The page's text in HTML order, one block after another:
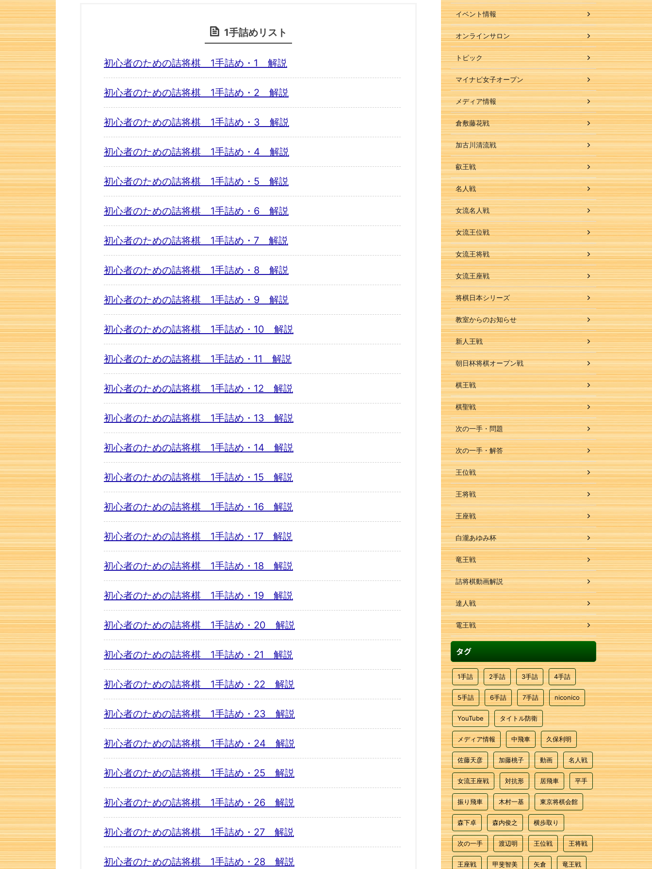
1手詰めリスト
初心者のための詰将棋 1手詰め・1 解説
初心者のための詰将棋 1手詰め・2 解説
初心者のための詰将棋 1手詰め・3 解説
初心者のための詰将棋 1手詰め・4 解説
初心者のための詰将棋 1手詰め・5 解説
初心者のための詰将棋 1手詰め・6 解説
初心者のための詰将棋 1手詰め・7 解説
初心者のための詰将棋 1手詰め・8 解説
初心者のための詰将棋 1手詰め・9 解説
初心者のための詰将棋 1手詰め・10 解説
初心者のための詰将棋 1手詰め・11 解説
初心者のための詰将棋 1手詰め・12 解説
初心者のための詰将棋 1手詰め・13 解説
初心者のための詰将棋 1手詰め・14 解説
初心者のための詰将棋 1手詰め・15 解説
初心者のための詰将棋 1手詰め・16 解説
初心者のための詰将棋 1手詰め・17 解説
初心者のための詰将棋 1手詰め・18 解説
初心者のための詰将棋 1手詰め・19 解説
初心者のための詰将棋 1手詰め・20 解説
初心者のための詰将棋 1手詰め・21 解説
初心者のための詰将棋 1手詰め・22 解説
初心者のための詰将棋 1手詰め・23 解説
初心者のための詰将棋 1手詰め・24 解説
初心者のための詰将棋 1手詰め・25 解説
初心者のための詰将棋 1手詰め・26 解説
初心者のための詰将棋 1手詰め・27 解説
初心者のための詰将棋 1手詰め・28 解説
イベント情報
オンラインサロン
トピック
マイナビ女子オープン
メディア情報
倉敷藤花戦
加古川清流戦
叡王戦
名人戦
女流名人戦
女流王位戦
女流王将戦
女流王座戦
将棋日本シリーズ
教室からのお知らせ
新人王戦
朝日杯将棋オープン戦
棋王戦
棋聖戦
次の一手・問題
次の一手・解答
王位戦
王将戦
王座戦
白瀧あゆみ杯
竜王戦
詰将棋動画解説
達人戦
電王戦
タグ
1手詰 2手詰 3手詰 4手詰
5手詰 6手詰 7手詰 niconico
YouTube タイトル防衛
メディア情報 中飛車 久保利明
佐藤天彦 加藤桃子 動画 名人戦
女流王座戦 対抗形 居飛車 平手
振り飛車 木村一基 東京将棋会館
森下卓 森内俊之 横歩取り
次の一手 渡辺明 王位戦 王将戦
王座戦 甲斐智美 矢倉 竜王戦